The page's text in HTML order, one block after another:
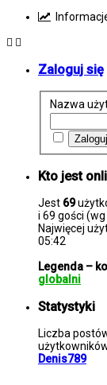
Zaloguj się
Nazwa
Kto jest
Jest 69
i 69 gości
Najwięcej
05:42
Legenda –
globalni
Statystyki
Liczba
Denis789